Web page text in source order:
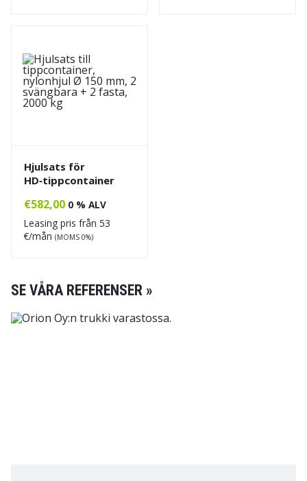
Hjulsats för
HD‑tippcontainer
€582,00 0 % ALV
Leasing pris från 53
€/mån (MOMS 0%)
SE VÅRA REFERENSER »